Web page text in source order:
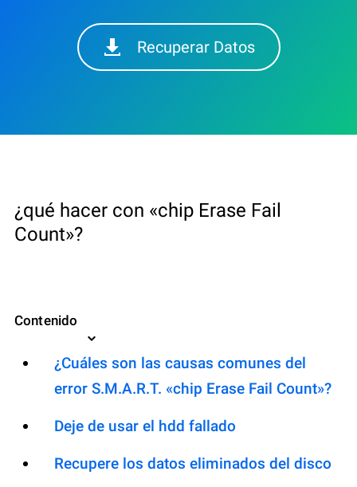
Recuperar Datos
¿qué hacer con «chip Erase Fail
Count»?
Contenido
¿Cuáles son las causas comunes del
error S.M.A.R.T. «chip Erase Fail Count»?
Deje de usar el hdd fallado
Recupere los datos eliminados del disco